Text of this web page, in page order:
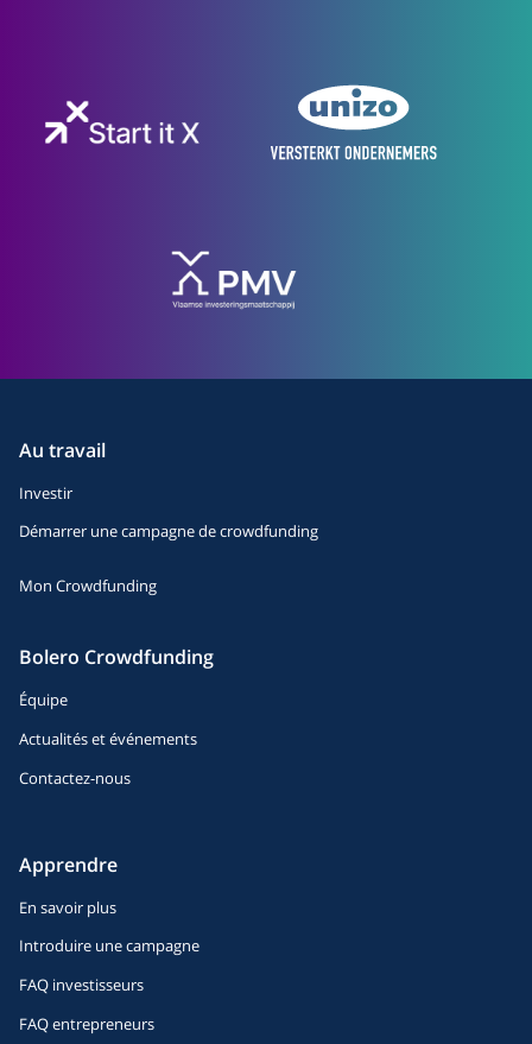
Au travail
Investir
Démarrer une campagne de crowdfunding
Mon Crowdfunding
Bolero Crowdfunding
Équipe
Actualités et événements
Contactez-nous
Apprendre
En savoir plus
Introduire une campagne
FAQ investisseurs
FAQ entrepreneurs